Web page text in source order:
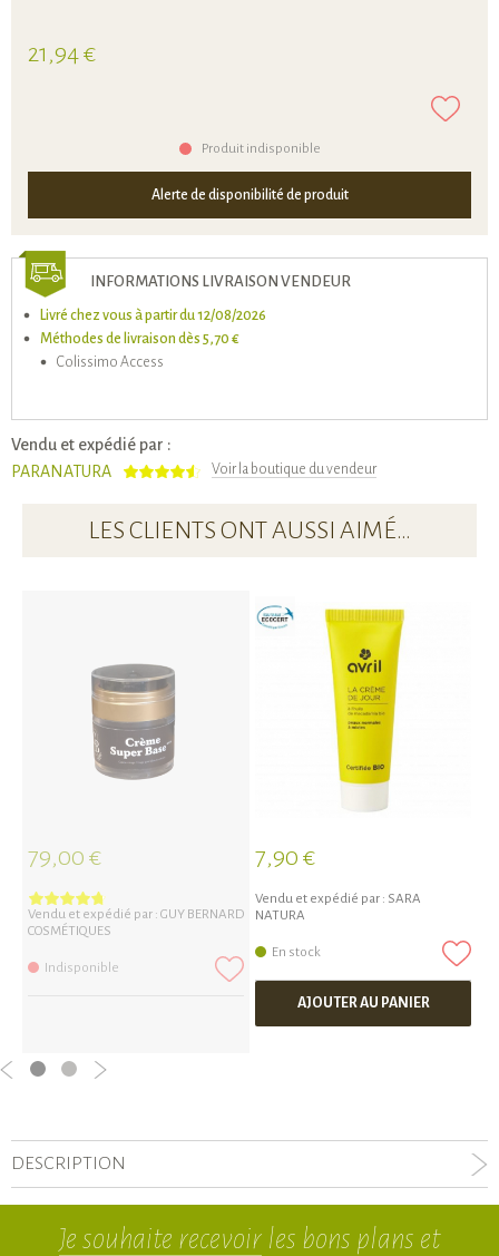
21,94 €
Produit indisponible
Alerte de disponibilité de produit
INFORMATIONS LIVRAISON VENDEUR
Livré chez vous à partir du 12/08/2026
Méthodes de livraison dès 5,70 €
Colissimo Access
Vendu et expédié par :
PARANATURA
Voir la boutique du vendeur
LES CLIENTS ONT AUSSI AIMÉ…
79,00 €
Vendu et expédié par : GUY BERNARD
COSMÉTIQUES
Indisponible
7,90 €
Vendu et expédié par : SARA
NATURA
En stock
AJOUTER AU PANIER
DESCRIPTION
Je souhaite recevoirles bons plans et